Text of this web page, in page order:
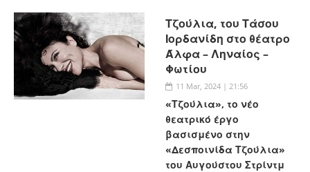
Τζούλια, του Τάσου
Ιορδανίδη στο θέατρο
Άλφα – Ληναίος –
Φωτίου
11 Mar, 2024 | 21:56
«Τζούλια», το νέο
θεατρικό έργο
βασισμένο στην
«Δεσποινίδα Τζούλια»
του Αυγούστου Στρίντμ